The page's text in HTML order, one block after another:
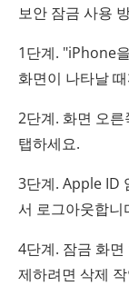
보안 잠금 사용
1단계. "iPhone
화면이 나타날
2단계. 화면 오
탭하세요.
3단계. Apple ID
서 로그아웃합니
4단계. 잠금 화
제하려면 삭제